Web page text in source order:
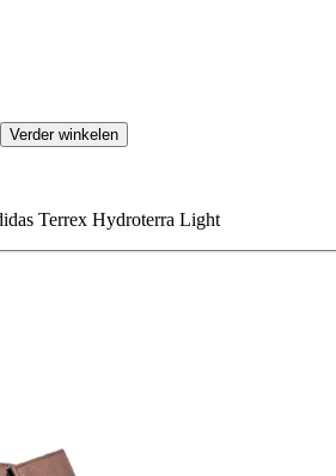
Verder winkelen
Terrex Hydroterra Light